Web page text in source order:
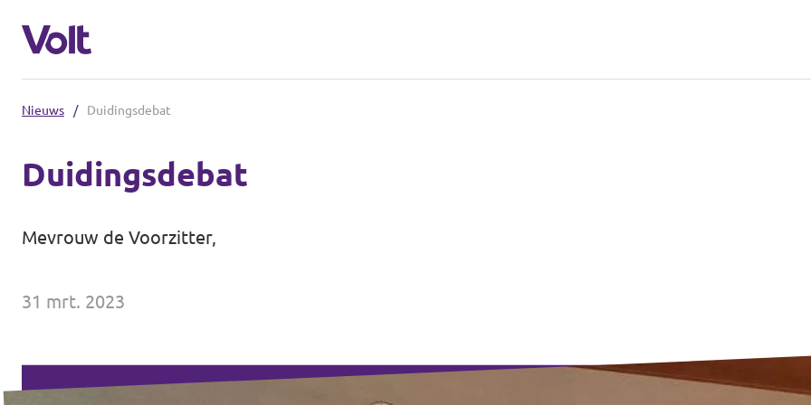
Nieuws
Nieuws / Duidingsdebat
Duidingsdebat
Mevrouw de Voorzitter,
31 mrt. 2023